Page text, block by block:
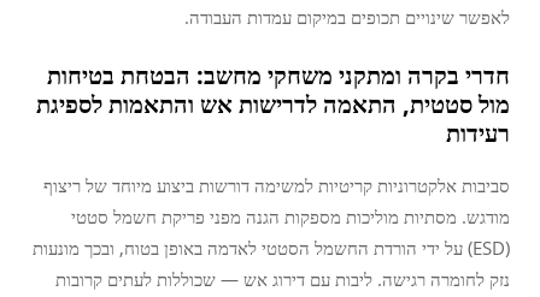
לאפשר שינויים תכופים במיקום עמדות העבודה.
חדרי בקרה ומתקני משחקי מחשב: הבטחת בטיחות
מול סטטית, התאמה לדרישות אש והתאמות לספיגת
רעידות
סביבות אלקטרוניות קריטיות למשימה דורשות ביצוע מיוחד של ריצוף
מודגש. מסתיות מוליכות מספקות הגנה מפני פריקת חשמל סטטי
(ESD) על ידי הורדת החשמל הסטטי לאדמה באופן בטוח, ובכך מונעות
נזק לחומרה רגישה. ליבות עם דירוג אש — שכוללות לעתים קרובות